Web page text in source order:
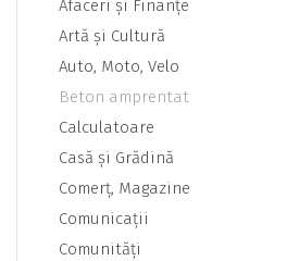
Afaceri şi Finanţe
Artă şi Cultură
Auto, Moto, Velo
Beton amprentat
Calculatoare
Casă şi Grădină
Comerţ, Magazine
Comunicaţii
Comunităţi